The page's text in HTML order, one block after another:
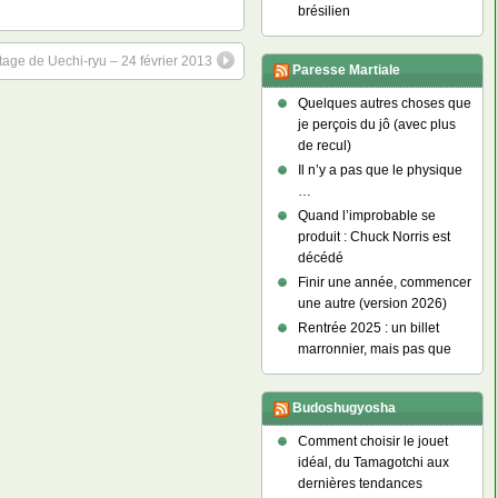
de Uechi-ryu – 24 février 2013
brésilien
Paresse Martiale
Quelques autres choses que
je perçois du jô (avec plus
de recul)
Il n’y a pas que le physique
…
Quand l’improbable se
produit : Chuck Norris est
décédé
Finir une année, commencer
une autre (version 2026)
Rentrée 2025 : un billet
marronnier, mais pas que
Budoshugyosha
Comment choisir le jouet
idéal, du Tamagotchi aux
dernières tendances